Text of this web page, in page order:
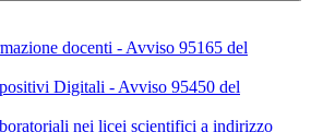
docenti - Avviso 95165 del
Digitali - Avviso 95450 del
nei licei scientifici a indirizzo